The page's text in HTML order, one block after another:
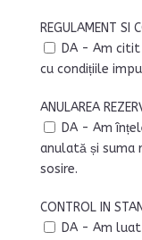
REGULAMENT SI
DA - Am
cu condițiile
ANULAREA
DA - Am
anulată și suma
sosire.
CONTROL IN
DA - Am